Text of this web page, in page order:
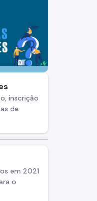
inscrição
de
em 2021
o